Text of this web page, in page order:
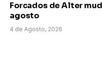
Forcados de Alter
agosto
4 de Agosto, 2026